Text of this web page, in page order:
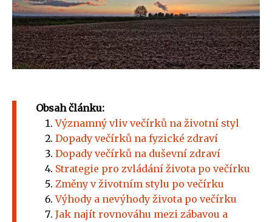
Obsah článku:
Významný vliv večírků na životní styl
Dopady večírků na fyzické zdraví
Dopady večírků na duševní zdraví
Strategie pro zvládání života po večírku
Změny v životním stylu po večírku
Výhody a nevýhody života po večírku
Jak najít rovnováhu mezi zábavou a